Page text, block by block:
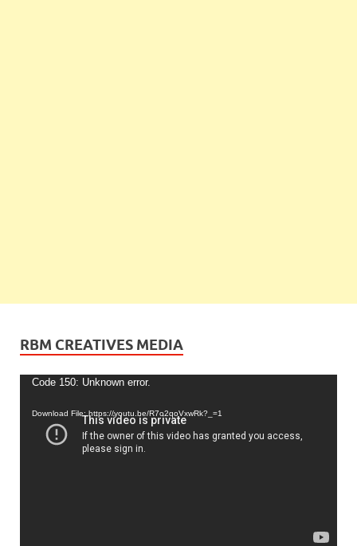
RBM CREATIVES MEDIA
Video
Code 150: Unknown error.
Download File: https://youtu.be/R7o2qoVxwRk?_=1